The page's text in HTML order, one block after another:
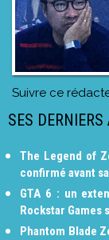
Suivre ce
SES DERNIERS
The Legend of
confirmé avant
GTA 6 : un
Rockstar Games
Phantom Blade